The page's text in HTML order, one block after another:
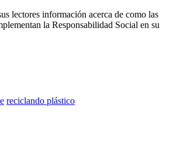
lectores información acerca de como las
la Responsabilidad Social en su
reciclando plástico